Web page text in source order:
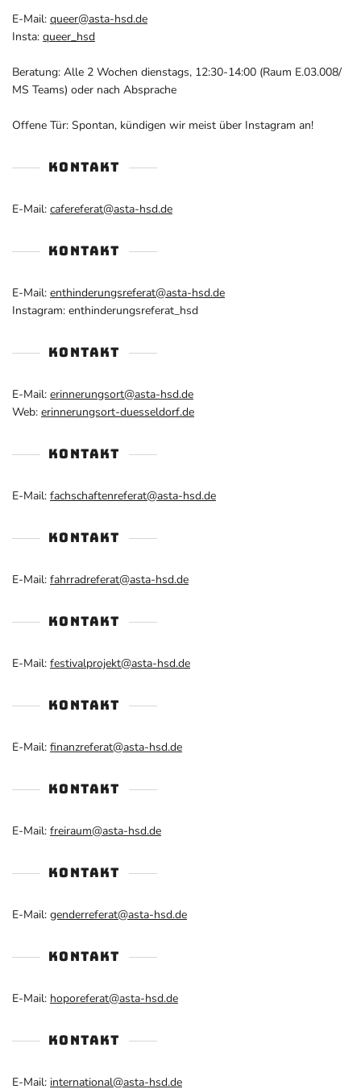
E-Mail: queer@asta-hsd.de
Insta: queer_hsd
Beratung: Alle 2 Wochen dienstags, 12:30-14:00 (Raum E.03.008/
MS Teams) oder nach Absprache
Offene Tür: Spontan, kündigen wir meist über Instagram an!
KONTAKT
E-Mail: cafereferat@asta-hsd.de
KONTAKT
E-Mail: enthinderungsreferat@asta-hsd.de
Instagram: enthinderungsreferat_hsd
KONTAKT
E-Mail: erinnerungsort@asta-hsd.de
Web: erinnerungsort-duesseldorf.de
KONTAKT
E-Mail: fachschaftenreferat@asta-hsd.de
KONTAKT
E-Mail: fahrradreferat@asta-hsd.de
KONTAKT
E-Mail: festivalprojekt@asta-hsd.de
KONTAKT
E-Mail: finanzreferat@asta-hsd.de
KONTAKT
E-Mail: freiraum@asta-hsd.de
KONTAKT
E-Mail: genderreferat@asta-hsd.de
KONTAKT
E-Mail: hoporeferat@asta-hsd.de
KONTAKT
E-Mail: international@asta-hsd.de